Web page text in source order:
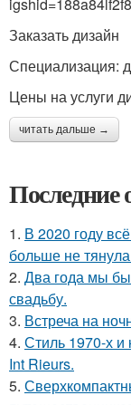
Заказать дизайн
Специализация:
Цены на услуги
читать дальше →
Последние
1. В 2020 году
больше не
2. Два года мы
свадьбу.
3. Встреча на
4. Стиль 1970-х и
Int Rieurs.
5.